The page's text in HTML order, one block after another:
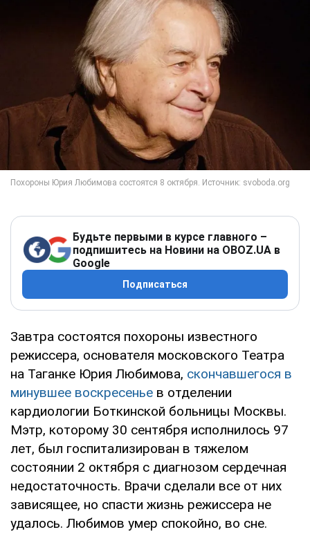
Будьте первыми в курсе главного –
подпишитесь на Новини на OBOZ.UA в
Google
Подписаться
Завтра состоятся похороны известного
режиссера, основателя московского Театра
на Таганке Юрия Любимова, скончавшегося в
минувшее воскресенье в отделении
кардиологии Боткинской больницы Москвы.
Мэтр, которому 30 сентября исполнилось 97
лет, был госпитализирован в тяжелом
состоянии 2 октября с диагнозом сердечная
недостаточность. Врачи сделали все от них
зависящее, но спасти жизнь режиссера не
удалось. Любимов умер спокойно, во сне.